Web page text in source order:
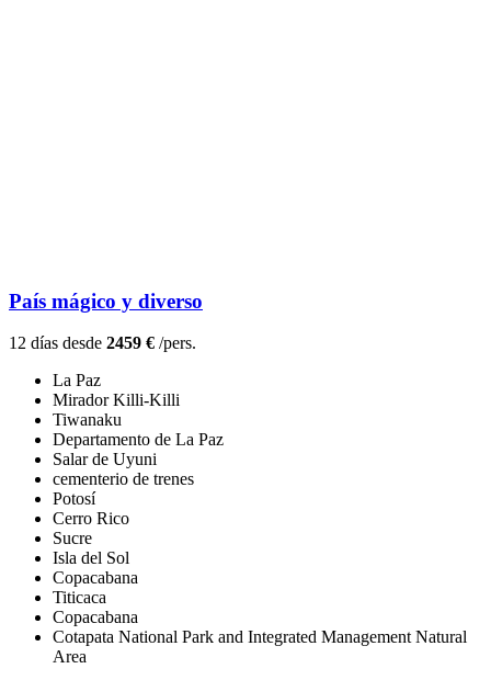
País mágico y diverso
12 días desde 2459 € /pers.
La Paz
Mirador Killi-Killi
Tiwanaku
Departamento de La Paz
Salar de Uyuni
cementerio de trenes
Potosí
Cerro Rico
Sucre
Isla del Sol
Copacabana
Titicaca
Copacabana
Cotapata National Park and Integrated Management Natural
Area